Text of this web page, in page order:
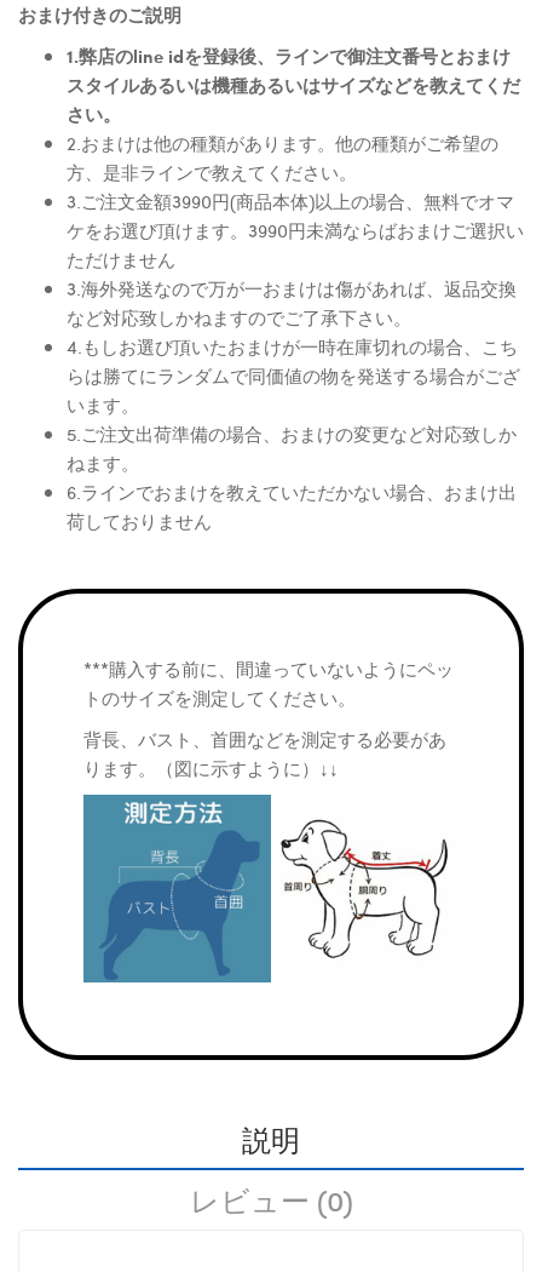
おまけ付きのご説明
1.弊店のline idを登録後、ラインで御注文番号とおまけ
スタイルあるいは機種あるいはサイズなどを教えてくだ
さい。
2.おまけは他の種類があります。他の種類がご希望の
方、是非ラインで教えてください。
3.ご注文金額3990円(商品本体)以上の場合、無料でオマ
ケをお選び頂けます。3990円未満ならばおまけご選択い
ただけません
3.海外発送なので万が一おまけは傷があれば、返品交換
など対応致しかねますのでご了承下さい。
4.もしお選び頂いたおまけが一時在庫切れの場合、こち
らは勝てにランダムで同価値の物を発送する場合がござ
います。
5.ご注文出荷準備の場合、おまけの変更など対応致しか
ねます。
6.ラインでおまけを教えていただかない場合、おまけ出
荷しておりません
***購入する前に、間違っていないようにペッ
トのサイズを測定してください。
背長、バスト、首囲などを測定する必要があ
ります。（図に示すように）↓↓
説明
レビュー (0)